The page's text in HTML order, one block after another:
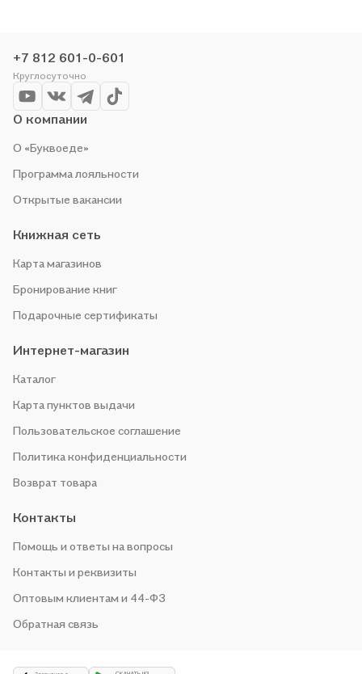
делаем всё, чтобы вы могли купить понравившуюся историю
по приятной цене. Например, организуем конкурсы и
проводим акции. Оставайтесь с нами, чтобы не упустить
выгоду!
+7 812 601-0-601
Круглосуточно
О компании
О «Буквоеде»
Программа лояльности
Открытые вакансии
Книжная сеть
Карта магазинов
Бронирование книг
Подарочные сертификаты
Интернет-магазин
Каталог
Карта пунктов выдачи
Пользовательское соглашение
Политика конфиденциальности
Возврат товара
Контакты
Помощь и ответы на вопросы
Контакты и реквизиты
Оптовым клиентам и 44-ФЗ
Обратная связь